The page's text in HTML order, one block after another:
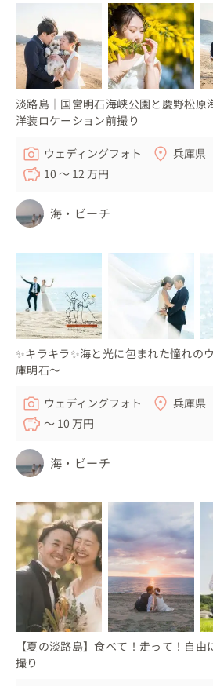
淡路島｜国営明石海峡公園と慶野松原
洋装ロケーション前撮り
ウェディングフォト
兵庫県
10 〜 12 万円
海・ビーチ
✨キラキラ✨海と光に包まれた憧れの
庫明石～
ウェディングフォト
兵庫県
〜 10 万円
海・ビーチ
【夏の淡路島】食べて！走って！自
撮り